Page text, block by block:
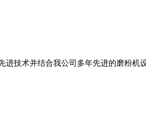
技术并结合我公司多年先进的磨粉机